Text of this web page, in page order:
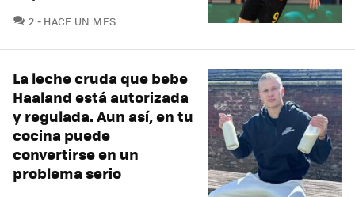
2 COMENTARIOS
HACE UN MES
La leche cruda que bebe
Haaland está autorizada
y regulada. Aun así, en tu
cocina puede
convertirse en un
problema serio